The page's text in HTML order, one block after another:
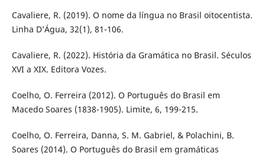
Cavaliere, R. (2019). O nome da língua no Brasil oitocentista.
Linha D’Água, 32(1), 81-106.
Cavaliere, R. (2022). História da Gramática no Brasil. Séculos
XVI a XIX. Editora Vozes.
Coelho, O. Ferreira (2012). O Português do Brasil em
Macedo Soares (1838-1905). Limite, 6, 199-215.
Coelho, O. Ferreira, Danna, S. M. Gabriel, & Polachini, B.
Soares (2014). O Português do Brasil em gramáticas